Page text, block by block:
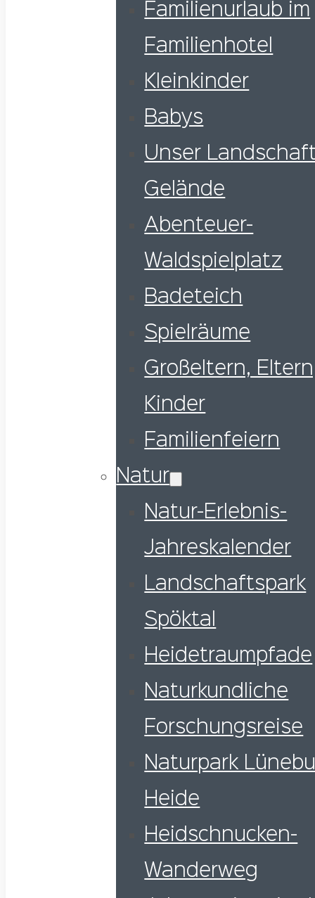
Familienurlaub im
Familienhotel
Kleinkinder
Babys
Unser
Gelände
Abenteuer-
Waldspielplatz
Badeteich
Spielräume
Großeltern,
Kinder
Familienfeiern
Natur
Natur-Erlebnis-
Jahreskalender
Landschaftspark
Spöktal
Heidetraumpfade
Naturkundliche
Forschungsreise
Naturpark
Heide
Heidschnucken-
Wanderweg